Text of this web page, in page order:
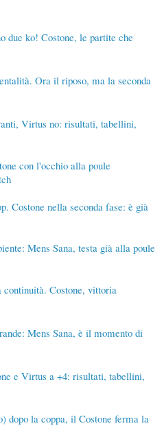
due ko! Costone, le partite che
Ora il riposo, ma la seconda
Virtus no: risultati, tabellini,
con l'occhio alla poule
Costone nella seconda fase: è già
Mens Sana, testa già alla poule
Costone, vittoria
Mens Sana, è il momento di
e Virtus a +4: risultati, tabellini,
dopo la coppa, il Costone ferma la